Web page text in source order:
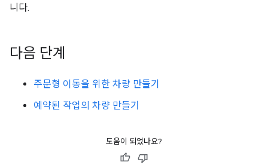
니다.
다음 단계
주문형 이동을 위한 차량 만들기
예약된 작업의 차량 만들기
도움이 되었나요?